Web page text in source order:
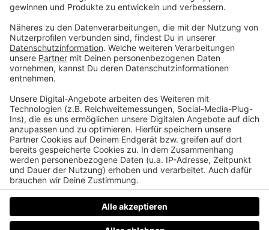
Auf Weltreise mit einem Kleinkind
Elfie Czerny aus Steinbach an der Steyr und ihr
Mann Dominik sind mit ihrer damals zweijährigen
Tochter Bibi in ein buntes Wohnmobil übersiedelt
und zweieinhalb Jahre lang durch Kanada, die USA
Eisbäder genommen und was der
„lösungsfokussierte Ansatz“ ist, erzählt Elfie Czerny
im Life Radio Podcast.
DatenschutzImpressumAGBsJobsKontakt Werben